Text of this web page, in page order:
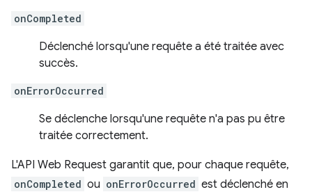
onCompleted
Déclenché lorsqu'une requête a été traitée avec
succès.
onErrorOccurred
Se déclenche lorsqu'une requête n'a pas pu être
traitée correctement.
L'API Web Request garantit que, pour chaque requête,
onCompleted ou onErrorOccurred est déclenché en